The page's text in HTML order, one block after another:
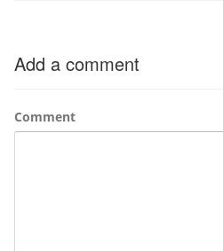
Add a comment
Comment